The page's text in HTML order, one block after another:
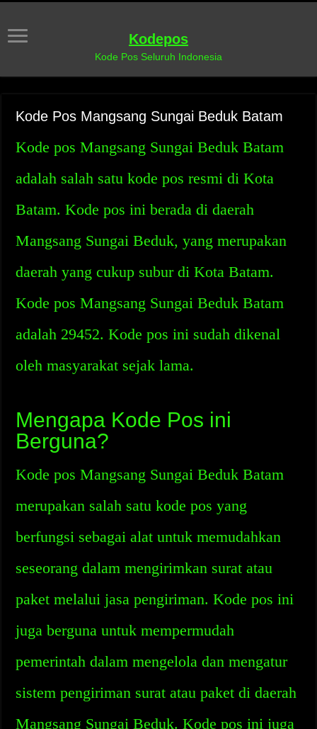
Kodepos
Kode Pos Seluruh Indonesia
Kode Pos Mangsang Sungai Beduk Batam
Kode pos Mangsang Sungai Beduk Batam
adalah salah satu kode pos resmi di Kota
Batam. Kode pos ini berada di daerah
Mangsang Sungai Beduk, yang merupakan
daerah yang cukup subur di Kota Batam.
Kode pos Mangsang Sungai Beduk Batam
adalah 29452. Kode pos ini sudah dikenal
oleh masyarakat sejak lama.
Mengapa Kode Pos ini
Berguna?
Kode pos Mangsang Sungai Beduk Batam
merupakan salah satu kode pos yang
berfungsi sebagai alat untuk memudahkan
seseorang dalam mengirimkan surat atau
paket melalui jasa pengiriman. Kode pos ini
juga berguna untuk mempermudah
pemerintah dalam mengelola dan mengatur
sistem pengiriman surat atau paket di daerah
Mangsang Sungai Beduk. Kode pos ini juga